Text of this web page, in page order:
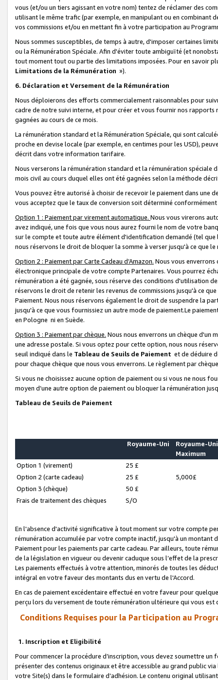
vous (et/ou un tiers agissant en votre nom) tentez de réclamer des
utilisant le même trafic (par exemple, en manipulant ou en combinant
vos commissions et/ou en mettant fin à votre participation au
Nous sommes susceptibles, de temps à autre, d'imposer certaines
ou la Rémunération Spéciale. Afin d'éviter toute ambiguïté (et
tout moment tout ou partie des limitations imposées. Pour en savoir
Limitations de la Rémunération »).
6. Déclaration et Versement de la Rémunération
Nous déploierons des efforts commercialement raisonnables pour
cadre de notre suivi interne, et pour créer et vous fournir nos
gagnées au cours de ce mois.
La rémunération standard et la Rémunération Spéciale, qui sont
proche en devise locale (par exemple, en centimes pour les USD),
décrit dans votre information tarifaire.
Nous verserons la rémunération standard et la rémunération spéciale
mois civil au cours duquel elles ont été gagnées selon la méthode
Vous pouvez être autorisé à choisir de recevoir le paiement dans une
vous acceptez que le taux de conversion soit déterminé
Option 1 : Paiement par virement automatique. Nous vous virerons
avez indiqué, une fois que vous nous aurez fourni le nom de votre
sur le compte et toute autre élément d'identification demandé (tel que
nous réservons le droit de bloquer la somme à verser jusqu'à ce que
Option 2 : Paiement par Carte Cadeau d’Amazon. Nous vous
électronique principale de votre compte Partenaires. Vous pourrez
rémunération a été gagnée, sous réserve des conditions d'utilisation
réservons le droit de retenir les revenus de commissions jusqu'à ce
Paiement. Nous nous réservons également le droit de suspendre la
jusqu'à ce que vous fournissiez un autre mode de paiement.Le
en Pologne ni en Suède.
Option 3 : Paiement par chèque. Nous nous enverrons un chèque d'un
une adresse postale. Si vous optez pour cette option, nous nous
seuil indiqué dans le Tableau de Seuils de Paiement et de déduire
pour chaque chèque que nous vous enverrons. Le règlement par
Si vous ne choisissez aucune option de paiement ou si vous ne nous
moyen d’une autre option de paiement ou bloquer la rémunération
Tableau de Seuils de Paiement
Royaume-Uni
Royaume-Uni
Maximum
Option 1 (virement)
25 £
Option 2 (carte cadeau)
25 £
5,000£
Option 3 (chèque)
50 £
Frais de traitement des chèques
S/O
En l'absence d'activité significative à tout moment sur votre compte
rémunération accumulée par votre compte inactif, jusqu'à un montant
Paiement pour les paiements par carte cadeau. Par ailleurs, toute
de la législation en vigueur ou devenir caduque sous l’effet de la
Les paiements effectués à votre attention, minorés de toutes les
intégral en votre faveur des montants dus en vertu de l'Accord.
En cas de paiement excédentaire effectué en votre faveur pour
perçu lors du versement de toute rémunération ultérieure qui vous est
Conditions Requises pour la Participation au
1. Inscription et Eligibilité
Pour commencer la procédure d’inscription, vous devez soumettre
présenter des contenus originaux et être accessible au grand public
votre Site(s) dans le formulaire d’adhésion. Le contenu original